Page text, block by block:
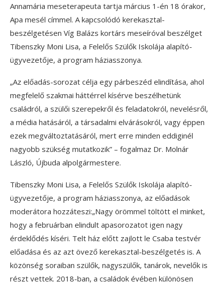
Annamária meseterapeuta tartja március 1-én 18 órakor,
Apa mesél címmel. A kapcsolódó kerekasztal-
beszélgetésen Víg Balázs kortárs meseíróval beszélget
Tibenszky Moni Lisa, a Felelős Szülők Iskolája alapító-
ügyvezetője, a program háziasszonya.
„Az előadás-sorozat célja egy párbeszéd elindítása, ahol
megfelelő szakmai háttérrel kísérve beszélhetünk
családról, a szülői szerepekről és feladatokról, nevelésről,
a média hatásáról, a társadalmi elvárásokról, vagy éppen
ezek megváltoztatásáról, mert erre minden eddiginél
nagyobb szükség mutatkozik” – fogalmaz Dr. Molnár
László, Újbuda alpolgármestere.
Tibenszky Moni Lisa, a Felelős Szülők Iskolája alapító-
ügyvezetője, a program háziasszonya, az előadások
moderátora hozzáteszi:„Nagy örömmel töltött el minket,
hogy a februárban elindult apasorozatot igen nagy
érdeklődés kíséri. Telt ház előtt zajlott le Csaba testvér
előadása és az azt övező kerekasztal-beszélgetés is. A
közönség soraiban szülők, nagyszülők, tanárok, nevelők is
részt vettek. 2018-ban, a családok évében különösen